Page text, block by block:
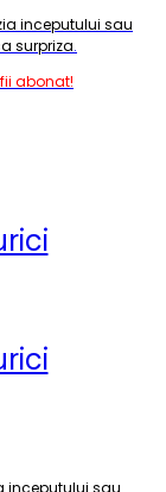
inceputului sau
surpriza.
abonat!
inceputului sau